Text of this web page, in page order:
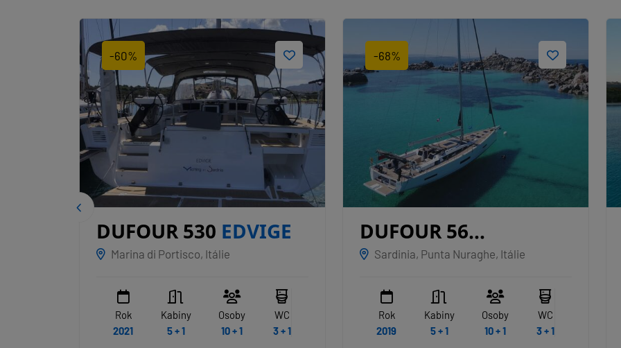
-60%
DUFOUR 530 EDVIGE
Marina di Portisco, Itálie
Rok
2021
Kabiny
5 + 1
Osoby
10 + 1
WC
3 + 1
-68%
DUFOUR 56
EXCLUSIVE
Sardinia, Punta Nuraghe, Itálie
Rok
2019
Kabiny
5 + 1
Osoby
10 + 1
WC
3 + 1